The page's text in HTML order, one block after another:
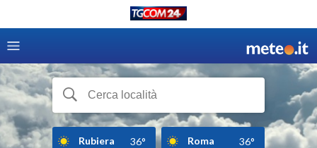
Rubiera 36° Roma 36°